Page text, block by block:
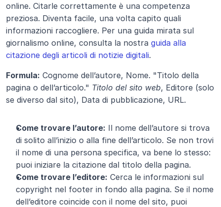
online. Citarle correttamente è una competenza
preziosa. Diventa facile, una volta capito quali
informazioni raccogliere. Per una guida mirata sul
giornalismo online, consulta la nostra guida alla
citazione degli articoli di notizie digitali.
Formula: Cognome dell’autore, Nome. "Titolo della
pagina o dell’articolo." Titolo del sito web, Editore (solo
se diverso dal sito), Data di pubblicazione, URL.
Come trovare l’autore: Il nome dell’autore si trova
di solito all’inizio o alla fine dell’articolo. Se non trovi
il nome di una persona specifica, va bene lo stesso:
puoi iniziare la citazione dal titolo della pagina.
Come trovare l’editore: Cerca le informazioni sul
copyright nel footer in fondo alla pagina. Se il nome
dell’editore coincide con il nome del sito, puoi